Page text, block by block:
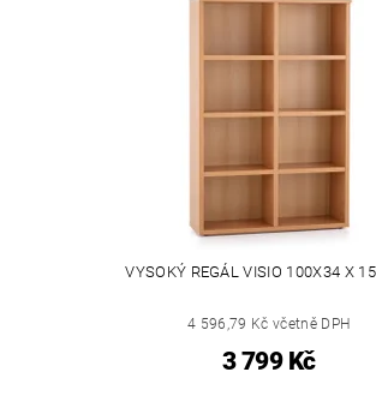
VYSOKÝ REGÁL VISIO 100X34 X
4 596,79 Kč včetně DPH
3 799 Kč